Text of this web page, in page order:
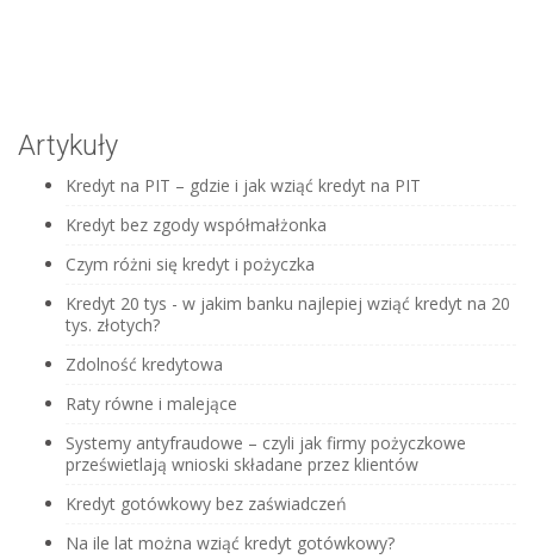
Artykuły
Kredyt na PIT – gdzie i jak wziąć kredyt na PIT
Kredyt bez zgody współmałżonka
Czym różni się kredyt i pożyczka
Kredyt 20 tys - w jakim banku najlepiej wziąć kredyt na 20
tys. złotych?
Zdolność kredytowa
Raty równe i malejące
Systemy antyfraudowe – czyli jak firmy pożyczkowe
prześwietlają wnioski składane przez klientów
Kredyt gotówkowy bez zaświadczeń
Na ile lat można wziąć kredyt gotówkowy?